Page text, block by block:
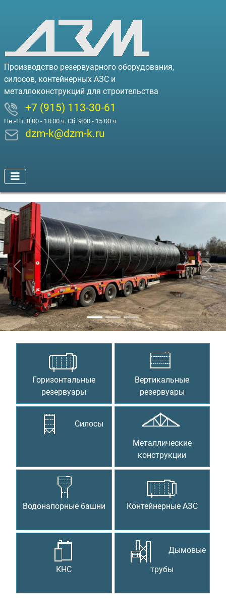
Производство резервуарного оборудования,
силосов, контейнерных АЗС и
металлоконструкций для строительства
+7 (915) 113-30-61
Пн.-Пт. 8:00 - 18:00 ч. Сб. 9:00 - 15:00 ч
dzm-k@dzm-k.ru
Предыдущий
Горизонтальные
резервуары
Вертикальные
резервуары
Силосы
Металлические
конструкции
Водонапорные башни Контейнерные АЗС
КНС
Дымовые
трубы